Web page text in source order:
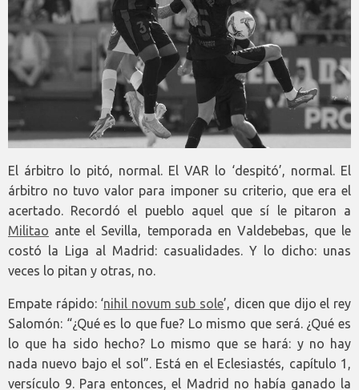
El árbitro lo pitó, normal. El VAR lo ‘despitó’, normal. El
árbitro no tuvo valor para imponer su criterio, que era el
acertado. Recordó el pueblo aquel que sí le pitaron a
Militao ante el Sevilla, temporada en Valdebebas, que le
costó la Liga al Madrid: casualidades. Y lo dicho: unas
veces lo pitan y otras, no.
Empate rápido: ‘nihil novum sub sole’, dicen que dijo el rey
Salomón: “¿Qué es lo que fue? Lo mismo que será. ¿Qué es
lo que ha sido hecho? Lo mismo que se hará: y no hay
nada nuevo bajo el sol”. Está en el Eclesiastés, capítulo 1,
versículo 9. Para entonces, el Madrid no había ganado la